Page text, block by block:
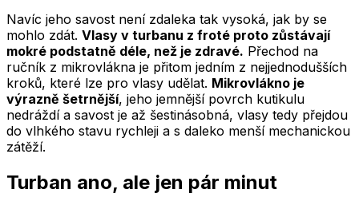
Navíc jeho savost není zdaleka tak vysoká, jak by se
mohlo zdát. Vlasy v turbanu z froté proto zůstávají
mokré podstatně déle, než je zdravé. Přechod na
ručník z mikrovlákna je přitom jedním z nejjednodušších
kroků, které lze pro vlasy udělat. Mikrovlákno je
výrazně šetrnější, jeho jemnější povrch kutikulu
nedráždí a savost je až šestinásobná, vlasy tedy přejdou
do vlhkého stavu rychleji a s daleko menší mechanickou
zátěží.
Turban ano, ale jen pár minut